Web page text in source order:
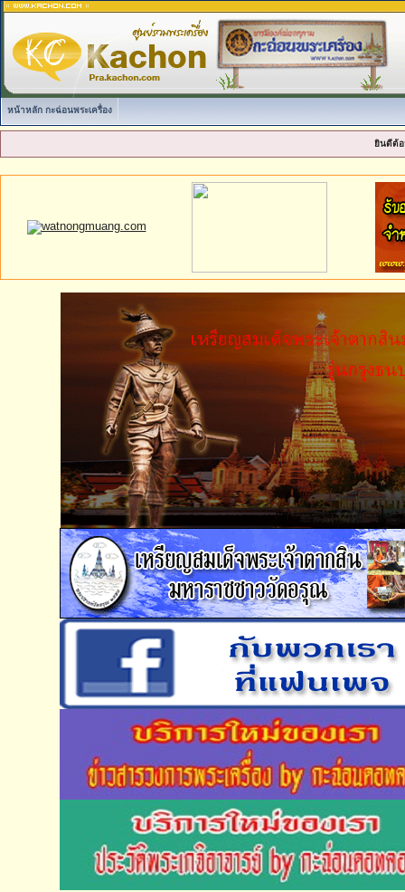
หน้าหลัก กะฉ่อนพระเครื่อง
ยินดีต้อ